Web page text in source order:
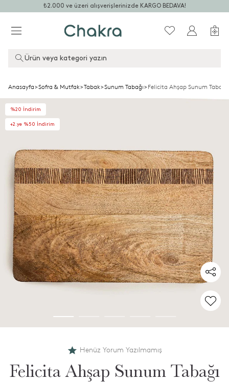
₺2.000 ve üzeri alışverişlerinizde KARGO BEDAVA!
Ürün veya kategori yazın
Anasayfa>Sofra & Mutfak>Tabak>Sunum Tabağı>Felicita Ahşap Sunum
%20 İndirim
+2.ye %50 İndirim
Henüz Yorum Yazılmamış
Felicita Ahşap Sunum Tabağı